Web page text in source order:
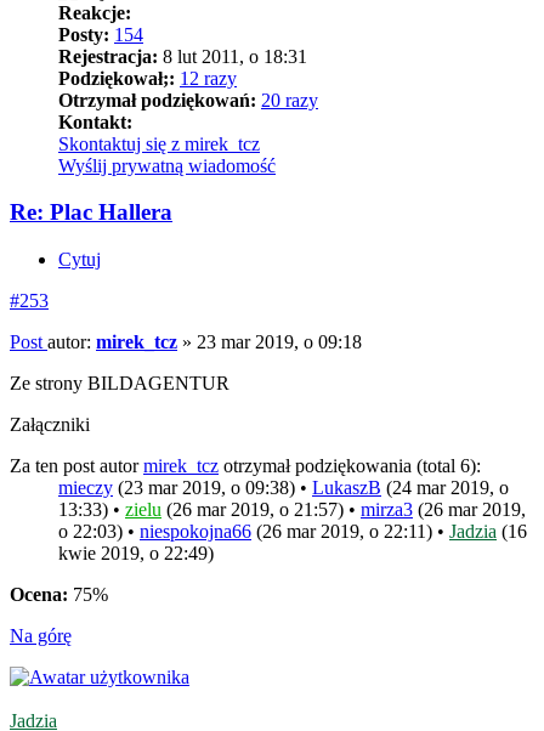
Reakcje:
Posty: 154
Rejestracja: 8 lut 2011, o 18:31
Podziękował;: 12 razy
Otrzymał podziękowań: 20 razy
Kontakt:
Skontaktuj się z mirek_tcz
Wyślij prywatną wiadomość
Re: Plac Hallera
Cytuj
#253
Post autor: mirek_tcz » 23 mar 2019, o 09:18
Ze strony BILDAGENTUR
Załączniki
Za ten post autormirek_tcz otrzymał podziękowania (total 6):
mieczy (23 mar 2019, o 09:38) • LukaszB (24 mar 2019, o
13:33) • zielu (26 mar 2019, o 21:57) • mirza3 (26 mar 2019,
o 22:03) • niespokojna66 (26 mar 2019, o 22:11) • Jadzia (16
kwie 2019, o 22:49)
Ocena: 75%
Na górę
Jadzia